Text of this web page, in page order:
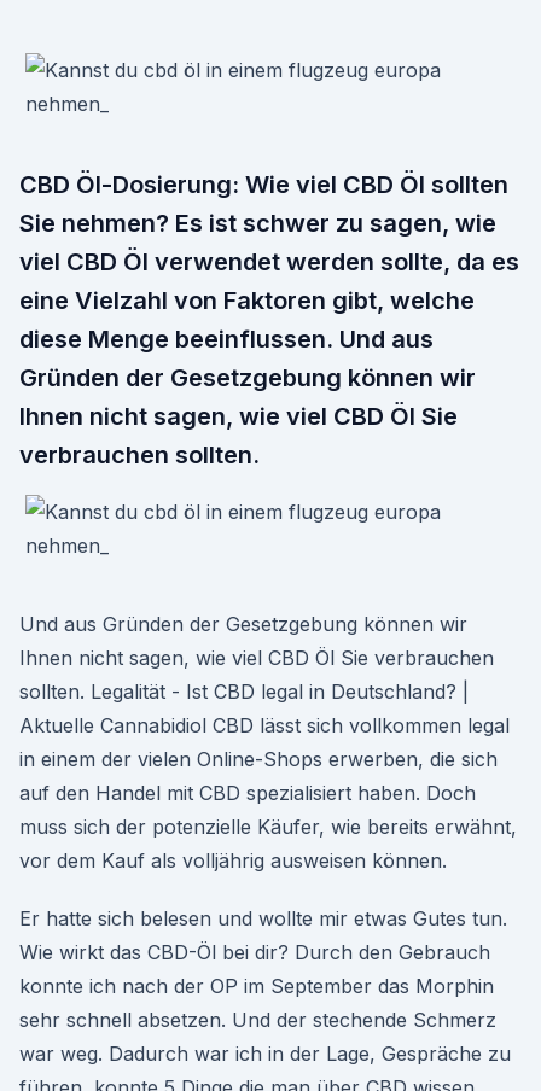
CBD Öl-Dosierung: Wie viel CBD Öl sollten
Sie nehmen? Es ist schwer zu sagen, wie
viel CBD Öl verwendet werden sollte, da es
eine Vielzahl von Faktoren gibt, welche
diese Menge beeinflussen. Und aus
Gründen der Gesetzgebung können wir
Ihnen nicht sagen, wie viel CBD Öl Sie
verbrauchen sollten.
Und aus Gründen der Gesetzgebung können wir
Ihnen nicht sagen, wie viel CBD Öl Sie verbrauchen
sollten. Legalität - Ist CBD legal in Deutschland? |
Aktuelle Cannabidiol CBD lässt sich vollkommen legal
in einem der vielen Online-Shops erwerben, die sich
auf den Handel mit CBD spezialisiert haben. Doch
muss sich der potenzielle Käufer, wie bereits erwähnt,
vor dem Kauf als volljährig ausweisen können.
Er hatte sich belesen und wollte mir etwas Gutes tun.
Wie wirkt das CBD-Öl bei dir? Durch den Gebrauch
konnte ich nach der OP im September das Morphin
sehr schnell absetzen. Und der stechende Schmerz
war weg. Dadurch war ich in der Lage, Gespräche zu